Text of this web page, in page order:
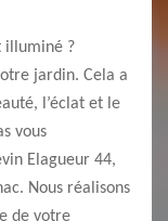
illuminé ?
jardin. Cela a
l’éclat et le
vous
Elagueur 44,
Nous réalisons
de votre